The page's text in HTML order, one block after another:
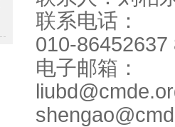
联系电话：
010-86452637
电子邮箱：